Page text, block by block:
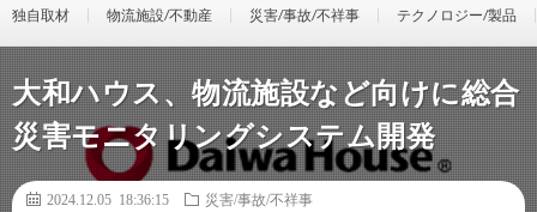
独自取材 物流施設/不動産 災害/事故/不祥事 テクノロジー/製品
大和ハウス、物流施設など向けに総合
災害モニタリングシステム開発
2024.12.05 18:36:15
災害/事故/不祥事